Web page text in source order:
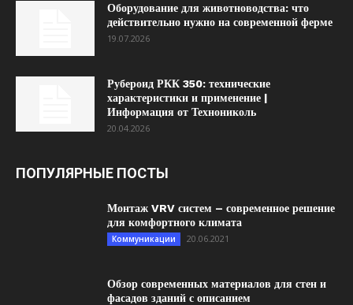
Оборудование для животноводства: что
действительно нужно на современной ферме
19.07.2026
Рубероид РКК 350: технические
характеристики и применение |
Информация от Технониколь
20.04.2026
ПОПУЛЯРНЫЕ ПОСТЫ
Монтаж VRV систем – современное решение
для комфортного климата
Коммуникации 20.06.2021
Обзор современных материалов для стен и
фасадов зданий с описанием